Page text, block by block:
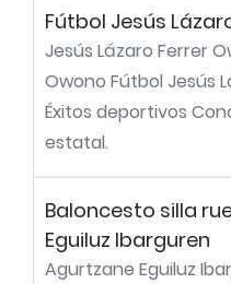
Fútbol Jesús
Jesús Lázaro Ferrer
Owono Fútbol Jesús
Éxitos deportivos
estatal.
Baloncesto silla
Eguiluz Ibarguren
Agurtzane Eguiluz